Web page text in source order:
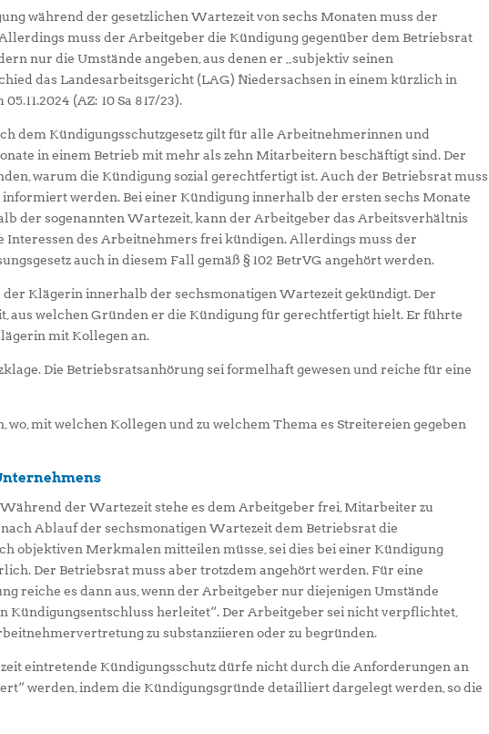
während der gesetzlichen Wartezeit von sechs Monaten muss der
muss der Arbeitgeber die Kündigung gegenüber dem Betriebsrat
nur die Umstände angeben, aus denen er „subjektiv seinen
das Landesarbeitsgericht (LAG) Niedersachsen in einem kürzlich in
(AZ: 10 Sa 817/23).
dem Kündigungsschutzgesetz gilt für alle Arbeitnehmerinnen und
in einem Betrieb mit mehr als zehn Mitarbeitern beschäftigt sind. Der
warum die Kündigung sozial gerechtfertigt ist. Auch der Betriebsrat muss
werden. Bei einer Kündigung innerhalb der ersten sechs Monate
der sogenannten Wartezeit, kann der Arbeitgeber das Arbeitsverhältnis
Interessen des Arbeitnehmers frei kündigen. Allerdings muss der
auch in diesem Fall gemäß § 102 BetrVG angehört werden.
Klägerin innerhalb der sechsmonatigen Wartezeit gekündigt. Der
aus welchen Gründen er die Kündigung für gerechtfertigt hielt. Er führte
mit Kollegen an.
Die Betriebsratsanhörung sei formelhaft gewesen und reiche für eine
wo, mit welchen Kollegen und zu welchem Thema es Streitereien gegeben
der Wartezeit stehe es dem Arbeitgeber frei, Mitarbeiter zu
Ablauf der sechsmonatigen Wartezeit dem Betriebsrat die
objektiven Merkmalen mitteilen müsse, sei dies bei einer Kündigung
Der Betriebsrat muss aber trotzdem angehört werden. Für eine
reiche es dann aus, wenn der Arbeitgeber nur diejenigen Umstände
Kündigungsentschluss herleitet“. Der Arbeitgeber sei nicht verpflichtet,
zu substanziieren oder zu begründen.
eintretende Kündigungsschutz dürfe nicht durch die Anforderungen an
werden, indem die Kündigungsgründe detailliert dargelegt werden, so die